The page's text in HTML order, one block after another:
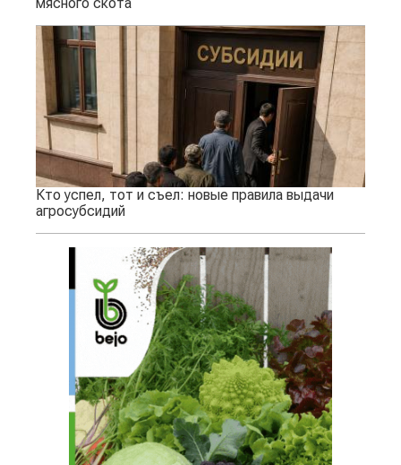
мясного скота
Кто успел, тот и съел: новые правила выдачи
агросубсидий